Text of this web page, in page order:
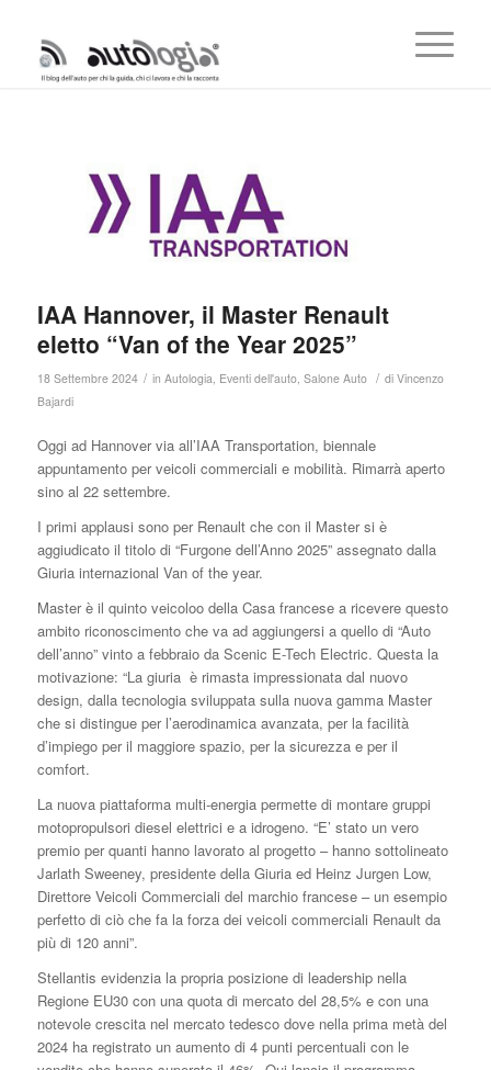
IAA Hannover, il Master Renault
eletto “Van of the Year 2025”
18 Settembre 2024 / in Autologia Eventi dell'auto, Salone Auto / di Vincenzo
Bajardi
Oggi ad Hannover via all’IAA Transportation, biennale
appuntamento per veicoli commerciali e mobilità. Rimarrà aperto
sino al 22 settembre.
I primi applausi sono per Renault che con il Master si è
aggiudicato il titolo di “Furgone dell’Anno 2025” assegnato dalla
Giuria internazional Van of the year.
Master è il quinto veicoloo della Casa francese a ricevere questo
ambito riconoscimento che va ad aggiungersi a quello di “Auto
dell’anno” vinto a febbraio da Scenic E-Tech Electric. Questa la
motivazione: “La giuria è rimasta impressionata dal nuovo
design, dalla tecnologia sviluppata sulla nuova gamma Master
che si distingue per l’aerodinamica avanzata, per la facilità
d’impiego per il maggiore spazio, per la sicurezza e per il
comfort.
La nuova piattaforma multi-energia permette di montare gruppi
motopropulsori diesel elettrici e a idrogeno. “E’ stato un vero
premio per quanti hanno lavorato al progetto – hanno sottolineato
Jarlath Sweeney, presidente della Giuria ed Heinz Jurgen Low,
Direttore Veicoli Commerciali del marchio francese – un esempio
perfetto di ciò che fa la forza dei veicoli commerciali Renault da
più di 120 anni”.
Stellantis evidenzia la propria posizione di leadership nella
Regione EU30 con una quota di mercato del 28,5% e con una
notevole crescita nel mercato tedesco dove nella prima metà del
2024 ha registrato un aumento di 4 punti percentuali con le